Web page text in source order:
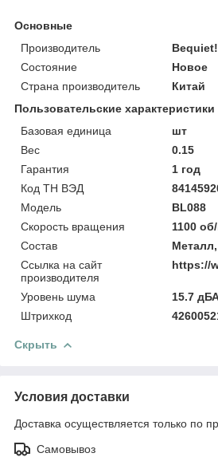
Основные
Производитель
Bequiet!
Состояние
Новое
Страна производитель
Китай
Пользовательские характеристики
Базовая единица
шт
Вес
0.15
Гарантия
1 год
Код ТН ВЭД
Модель
BL088
Скорость вращения
1100
Состав
Ссылка на сайт
производителя
https://
Уровень шума
15.7
Штрихкод
Скрыть
Условия доставки
Доставка осуществляется только по
Самовывоз